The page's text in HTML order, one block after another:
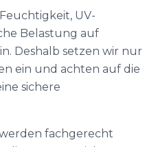
UV-
Belastung auf
Deshalb setzen wir nur
ein und achten auf die
sichere
fachgerecht